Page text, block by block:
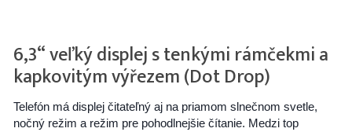
6,3“ veľký displej s tenkými rámčekmi a
kapkovitým výřezem (Dot Drop)
Telefón má displej čitateľný aj na priamom slnečnom svetle,
nočný režim a režim pre pohodlnejšie čítanie. Medzi top